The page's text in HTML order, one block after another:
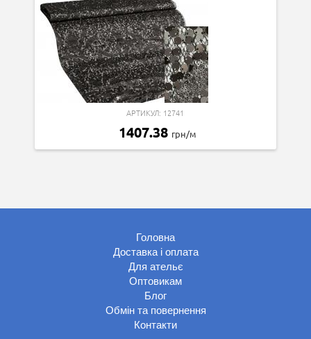
АРТИКУЛ: 12741
1407.38 грн/м
Головна
Доставка і оплата
Для ательє
Оптовикам
Блог
Обмін та повернення
Контакти